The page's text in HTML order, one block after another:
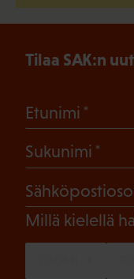
Tilaa SAK:n
Etunimi
Sukunimi
Millä kielellä